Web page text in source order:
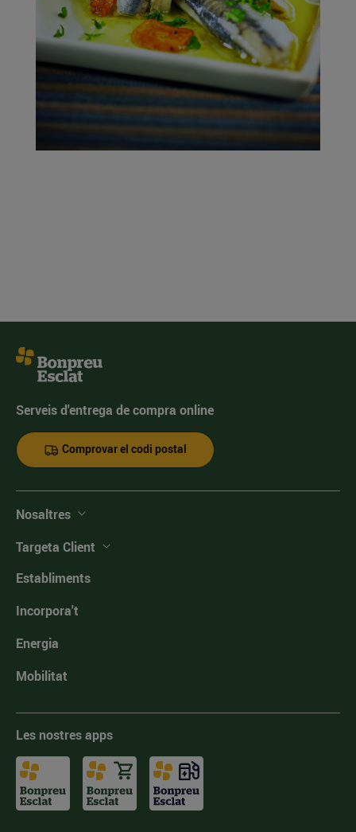
Serveis d'entrega de compra online
Comprovar el codi postal
Nosaltres
Targeta Client
Establiments
Incorpora't
Energia
Mobilitat
Les nostres apps